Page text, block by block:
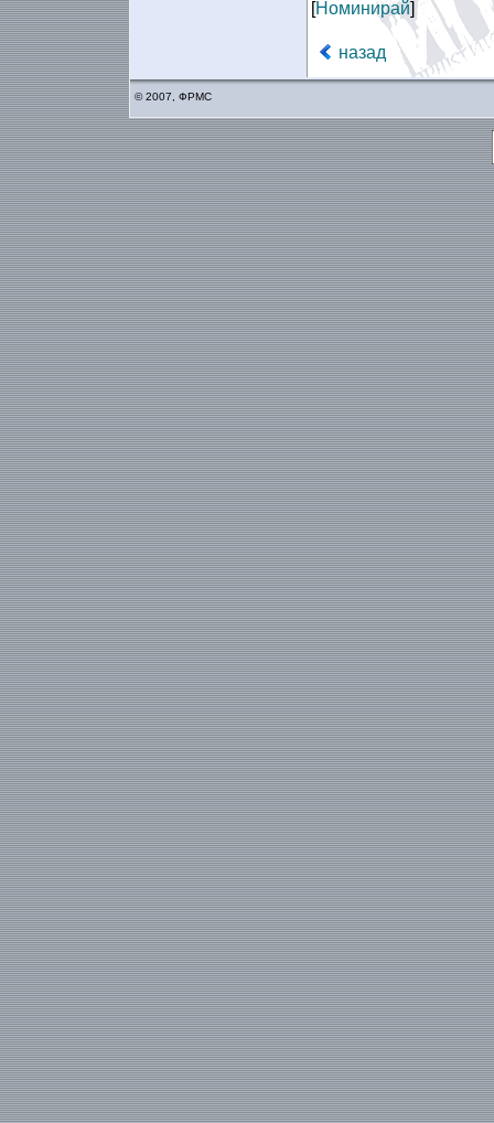
[Номинирай]
назад
© 2007, ФРМС